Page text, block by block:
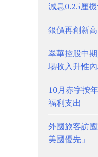
減息0.25厘
銀價再創新
翠華控股中
場收入升惟
10月赤字按
福利支出
外國旅客訪
美國優先」